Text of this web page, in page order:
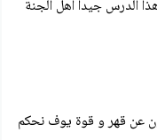
الدرس جيدا أهل الجنة
عن قهر و قوة يوف نحكم